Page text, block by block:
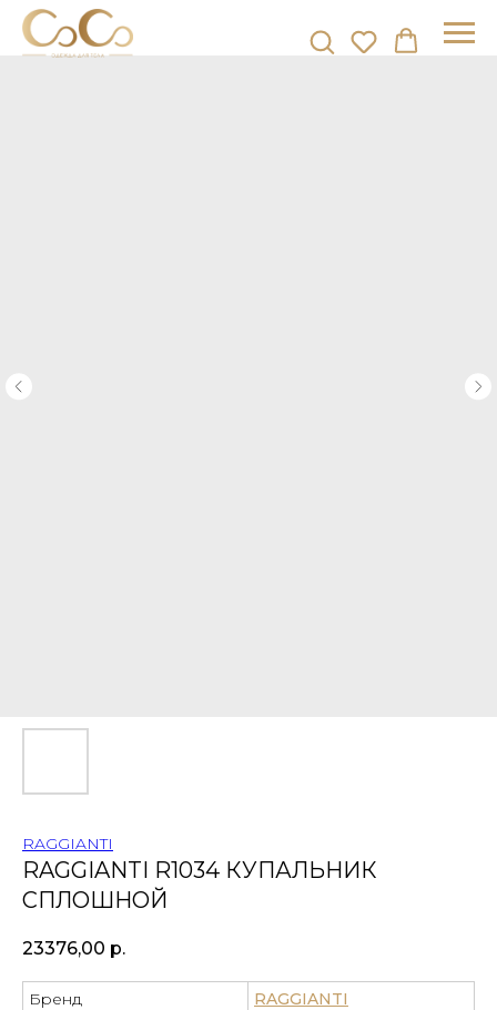
RAGGIANTI R1034 КУПАЛЬНИК
СПЛОШНОЙ
RAGGIANTI
23376,00 р.
Бренд
RAGGIANTI